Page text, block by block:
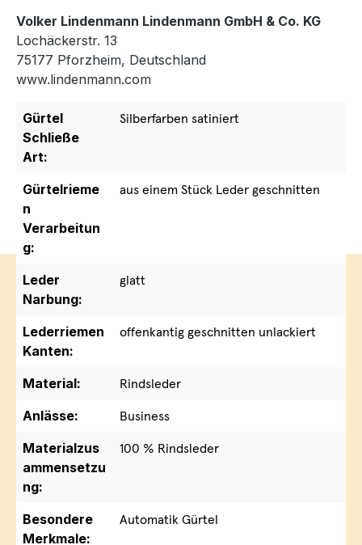
Volker Lindenmann Lindenmann GmbH & Co. KG
Lochäckerstr. 13
75177 Pforzheim, Deutschland
www.lindenmann.com
Gürtel
Schließe
Art:
Silberfarben satiniert
Gürtelrieme
n
Verarbeitun
g:
aus einem Stück Leder geschnitten
Leder
Narbung:
glatt
Lederriemen
Kanten:
offenkantig geschnitten unlackiert
Material:
Rindsleder
Anlässe:
Business
Materialzus
ammensetzu
ng:
100 % Rindsleder
Besondere
Merkmale:
Automatik Gürtel